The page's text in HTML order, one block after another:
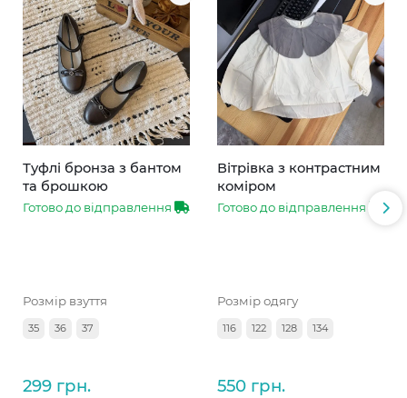
Туфлі бронза з бантом
та брошкою
Готово до відправлення
Розмір взуття
35 36 37
299 грн.
Вітрівка з контрастним
коміром
Готово до відправлення
Розмір одягу
116 122 128 134
550 грн.